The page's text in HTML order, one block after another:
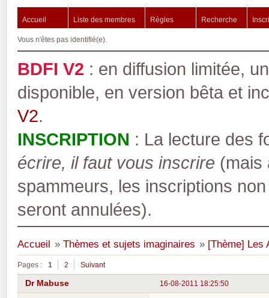
Accueil Liste des membres Règles Recherche
Vous n'êtes pas identifié(e).
BDFI V2 : en diffusion limitée,
disponible, en version bêta et
V2.
INSCRIPTION : La lecture des
écrire, il faut vous inscrire (mais
spammeurs, les inscriptions
seront annulées).
Accueil » Thèmes et sujets imaginaires » [Thème] Les
Pages : 1 2 Suivant
16-08-2011 18:25:50
Dr Mabuse